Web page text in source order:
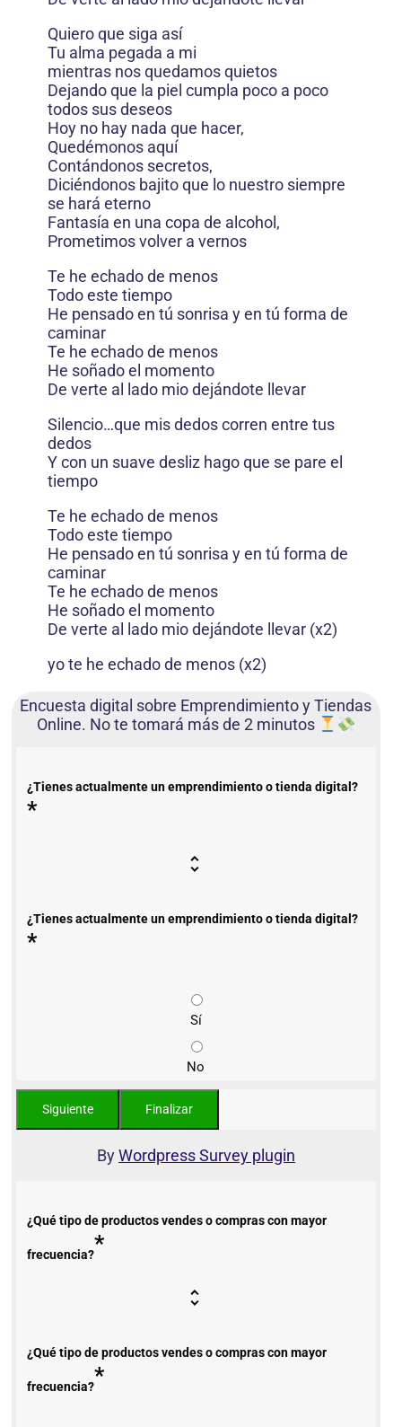
Quiero que siga así
Tu alma pegada a mi
mientras nos quedamos quietos
Dejando que la piel cumpla poco a poco
todos sus deseos
Hoy no hay nada que hacer,
Quedémonos aquí
Contándonos secretos,
Diciéndonos bajito que lo nuestro siempre
se hará eterno
Fantasía en una copa de alcohol,
Prometimos volver a vernos
Te he echado de menos
Todo este tiempo
He pensado en tú sonrisa y en tú forma de
caminar
Te he echado de menos
He soñado el momento
De verte al lado mio dejándote llevar
Silencio…que mis dedos corren entre tus
dedos
Y con un suave desliz hago que se pare el
tiempo
Te he echado de menos
Todo este tiempo
He pensado en tú sonrisa y en tú forma de
caminar
Te he echado de menos
He soñado el momento
De verte al lado mio dejándote llevar (x2)
yo te he echado de menos (x2)
Encuesta digital sobre Emprendimiento y Tiendas
Online. No te tomará más de 2 minutos
¿Tienes actualmente un emprendimiento o tienda digital?
*
¿Tienes actualmente un emprendimiento o tienda digital?
*
Sí
No
ByWordpress Survey plugin
¿Qué tipo de productos vendes o compras con mayor
frecuencia?*
¿Qué tipo de productos vendes o compras con mayor
frecuencia?*